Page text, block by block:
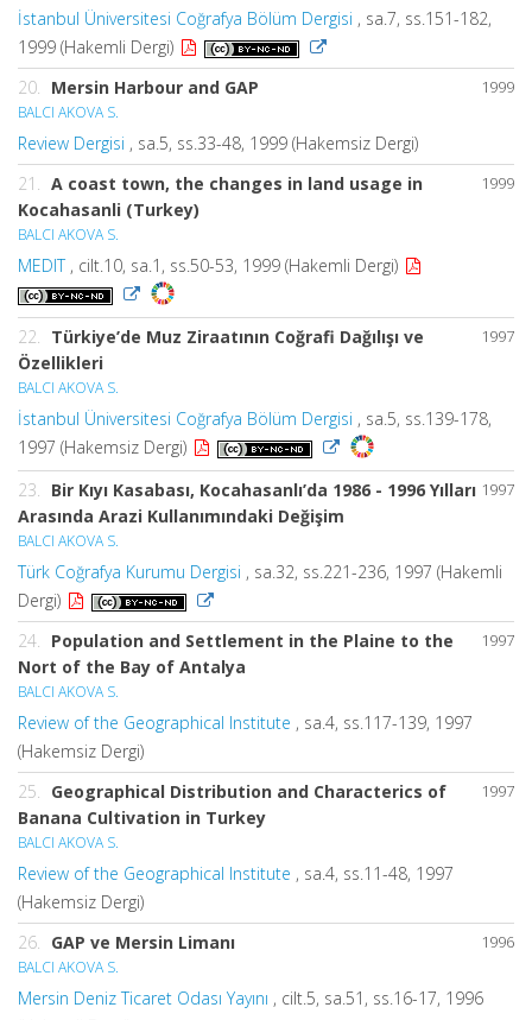
İstanbul Üniversitesi Coğrafya Bölüm Dergisi , sa.7, ss.151-182,
1999 (Hakemli Dergi)
1999
20. Mersin Harbour and GAP
BALCI AKOVA S.
Review Dergisi , sa.5, ss.33-48, 1999 (Hakemsiz Dergi)
1999
21. A coast town, the changes in land usage in
Kocahasanli (Turkey)
BALCI AKOVA S.
MEDIT, cilt.10, sa.1, ss.50-53, 1999 (Hakemli Dergi)
1997
22. Türkiye’de Muz Ziraatının Coğrafi Dağılışı ve
Özellikleri
BALCI AKOVA S.
İstanbul Üniversitesi Coğrafya Bölüm Dergisi , sa.5, ss.139-178,
1997 (Hakemsiz Dergi)
1997
23.
Bir Kıyı Kasabası, Kocahasanlı’da 1986 - 1996 Yılları
Arasında Arazi Kullanımındaki Değişim
BALCI AKOVA S.
Türk Coğrafya Kurumu Dergisi , sa.32, ss.221-236, 1997 (Hakemli
Dergi)
1997
24.
Population and Settlement in the Plaine to the
Nort of the Bay of Antalya
BALCI AKOVA S.
Review of the Geographical Institute , sa.4, ss.117-139, 1997
(Hakemsiz Dergi)
1997
25.
Geographical Distribution and Characterics of
Banana Cultivation in Turkey
BALCI AKOVA S.
Review of the Geographical Institute , sa.4, ss.11-48, 1997
(Hakemsiz Dergi)
1996
26. GAP ve Mersin Limanı
BALCI AKOVA S.
Mersin Deniz Ticaret Odası Yayını , cilt.5, sa.51, ss.16-17, 1996